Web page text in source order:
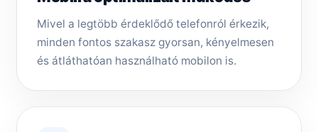
Mivel a legtöbb érdeklődő telefonról érkezik,
minden fontos szakasz gyorsan, kényelmesen
és átláthatóan használható mobilon is.